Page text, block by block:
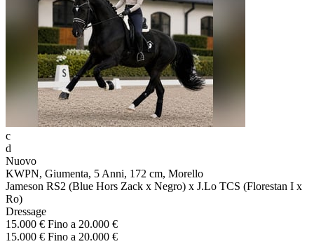
c
d
Nuovo
KWPN, Giumenta, 5 Anni, 172 cm, Morello
Jameson RS2 (Blue Hors Zack x Negro) x J.Lo TCS (Florestan I x
Ro)
Dressage
15.000 € Fino a 20.000 €
15.000 € Fino a 20.000 €